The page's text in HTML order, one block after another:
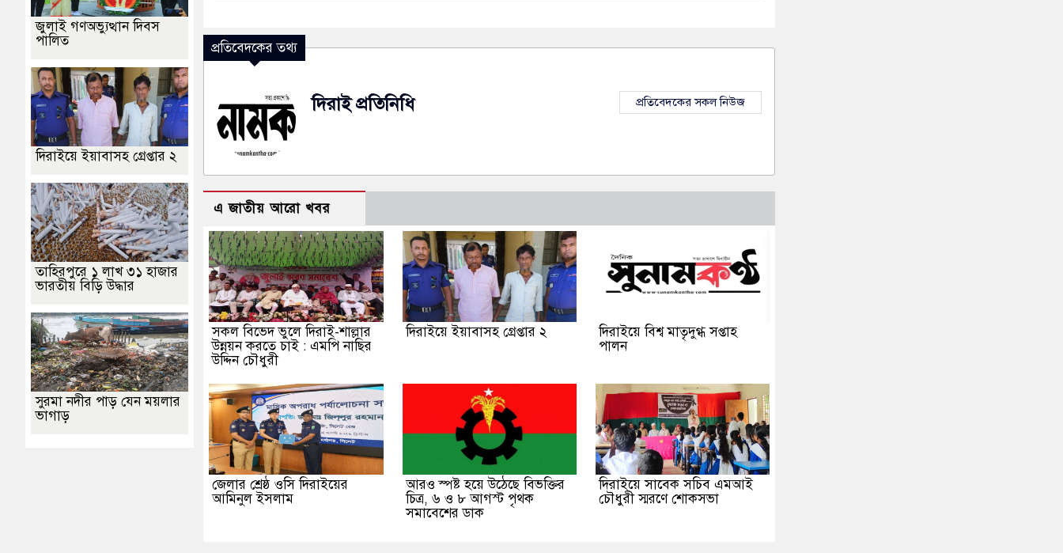
প্রতিবেদকের তথ্য
দিরাই প্রতিনিধি প্রতিবেদকের সকল নিউজ
এ জাতীয় আরো খবর
সকল বিভেদ ভুলে দিরাই-শাল্লার
উন্নয়ন করতে চাই : এমপি নাছির
উদ্দিন চৌধুরী
দিরাইয়ে ইয়াবাসহ গ্রেপ্তার ২
দিরাইয়ে বিশ্ব মাতৃদুগ্ধ সপ্তাহ
পালন
জেলার শ্রেষ্ঠ ওসি দিরাইয়ের
আমিনুল ইসলাম
আরও স্পষ্ট হয়ে উঠেছে বিভক্তির
চিত্র, ৬ ও ৮ আগস্ট পৃথক
সমাবেশের ডাক
দিরাইয়ে সাবেক সচিব এমআই
চৌধুরী স্মরণে শোকসভা
জুলাই গণঅভ্যুত্থান দিবস
পালিত
দিরাইয়ে ইয়াবাসহ গ্রেপ্তার ২
তাহিরপুরে ১ লাখ ৩১ হাজার
ভারতীয় বিড়ি উদ্ধার
সুরমা নদীর পাড় যেন ময়লার
ভাগাড়